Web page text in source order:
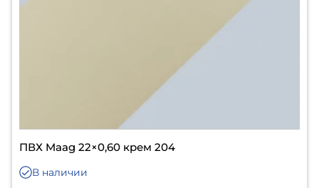
ПВХ Maag 22×0,60 крем 204
В наличии